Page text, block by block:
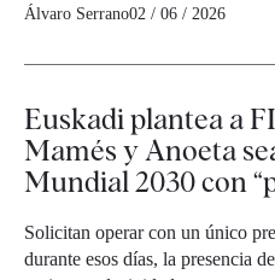
Álvaro Serrano02 / 06 / 2026
Euskadi plantea a
Mamés y Anoeta
Mundial 2030 con
Solicitan operar con un único
durante esos días, la presencia